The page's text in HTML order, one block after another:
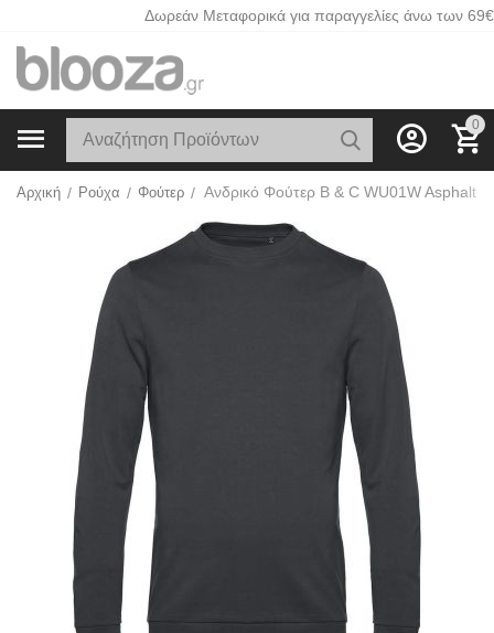
Δωρεάν Μεταφορικά για παραγγελίες άνω των 69€
0
Αρχική / Ρούχα / Φούτερ / Ανδρικό Φούτερ B & C WU01W Asphalt